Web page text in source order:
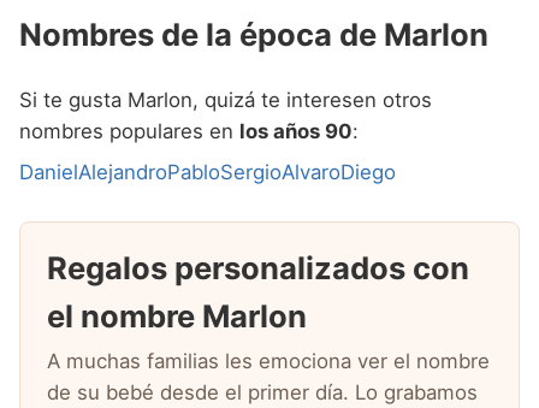
Nombres de la época de Marlon
Si te gusta Marlon, quizá te interesen otros
nombres populares en los años 90:
DanielAlejandroPabloSergioAlvaroDiego
Regalos personalizados con
el nombre Marlon
A muchas familias les emociona ver el nombre
de su bebé desde el primer día. Lo grabamos